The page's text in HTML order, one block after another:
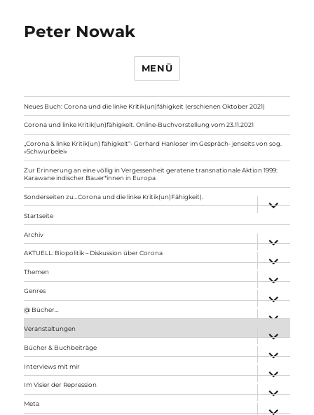
Peter Nowak
MENÜ
Neues Buch: Corona und die linke Kritik(un)fähigkeit (erschienen Oktober 2021)
Corona und linke Kritik(un)fähigkeit. Online-Buchvorstellung vom 23.11.2021
„Corona & linke Kritik(un) fähigkeit“- Gerhard Hanloser im Gespräch- jenseits von sog.
»Schwurbelei«
Zur Erinnerung an eine völlig in Vergessenheit geratene transnationale Aktion 1999:
Karawane indischer Bauer*innen in Europa
Sonderseiten zu…Corona und die linke Kritik(un)Fähigkeit).
anzeigen
Startseite
Archiv
anzeigen
AKTUELL: Biopolitik – Diskussion über Corona
anzeigen
Themen
anzeigen
Genres
anzeigen
@ Bücher…
Veranstaltungen
anzeigen
Bücher & Buchbeiträge
anzeigen
Interviews mit mir
anzeigen
Im Visier der Repression
anzeigen
Meta